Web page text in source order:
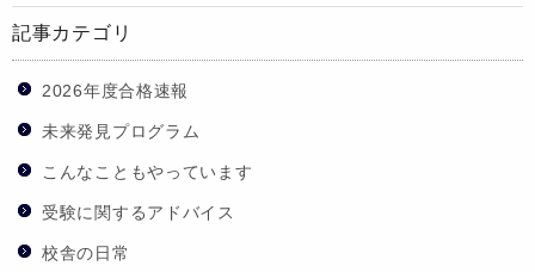
記事カテゴリ
2026年度合格速報
未来発見プログラム
こんなこともやっています
受験に関するアドバイス
校舎の日常